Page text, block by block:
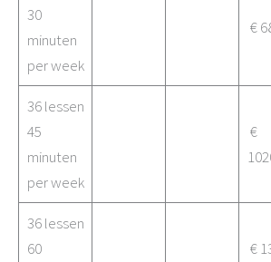
30
minuten
per week
€
36 lessen
45
minuten
per week
€
36 lessen
60
€